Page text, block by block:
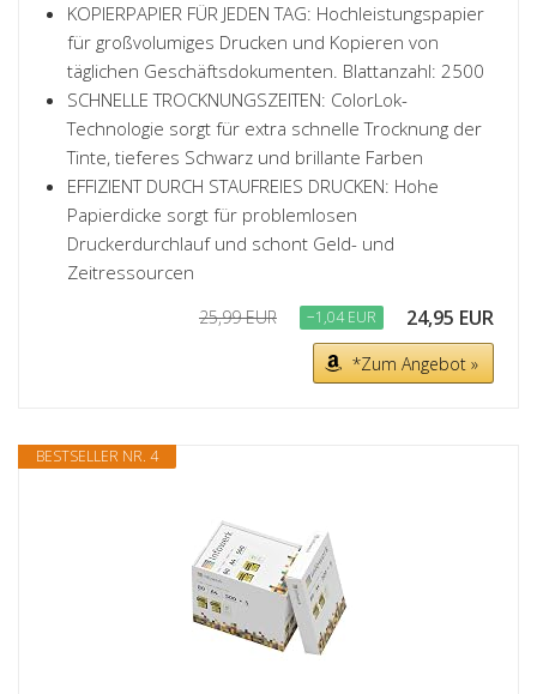
KOPIERPAPIER FÜR JEDEN TAG: Hochleistungspapier
für großvolumiges Drucken und Kopieren von
täglichen Geschäftsdokumenten. Blattanzahl: 2500
SCHNELLE TROCKNUNGSZEITEN: ColorLok-
Technologie sorgt für extra schnelle Trocknung der
Tinte, tieferes Schwarz und brillante Farben
EFFIZIENT DURCH STAUFREIES DRUCKEN: Hohe
Papierdicke sorgt für problemlosen
Druckerdurchlauf und schont Geld- und
Zeitressourcen
25,99 EUR −1,04 EUR 24,95 EUR
*Zum Angebot »
BESTSELLER NR. 4